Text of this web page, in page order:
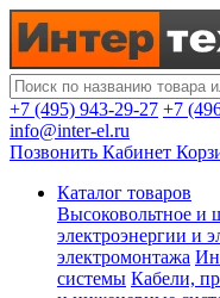
+7 (495) 943-29-27 +7
info@inter-el.ru
Позвонить Кабинет
Каталог товаров
Высоковольтное и
электроэнергии и
электромонтажа
системы Кабели,